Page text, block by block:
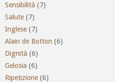
Sensibilità (7)
Salute (7)
Inglese (7)
Alain de Botton (6)
Dignità (6)
Gelosia (6)
Ripetizione (6)